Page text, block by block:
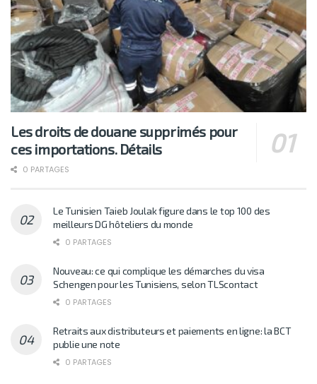
Les droits de douane supprimés pour
ces importations. Détails
0 PARTAGES
Le Tunisien Taieb Joulak figure dans le top 100 des
meilleurs DG hôteliers du monde
0 PARTAGES
Nouveau: ce qui complique les démarches du visa
Schengen pour les Tunisiens, selon TLScontact
0 PARTAGES
Retraits aux distributeurs et paiements en ligne: la BCT
publie une note
0 PARTAGES